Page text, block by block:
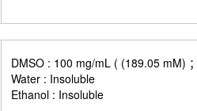
DMSO : 100 mg/mL ( (189.05 mM)
Water : Insoluble
Ethanol : Insoluble